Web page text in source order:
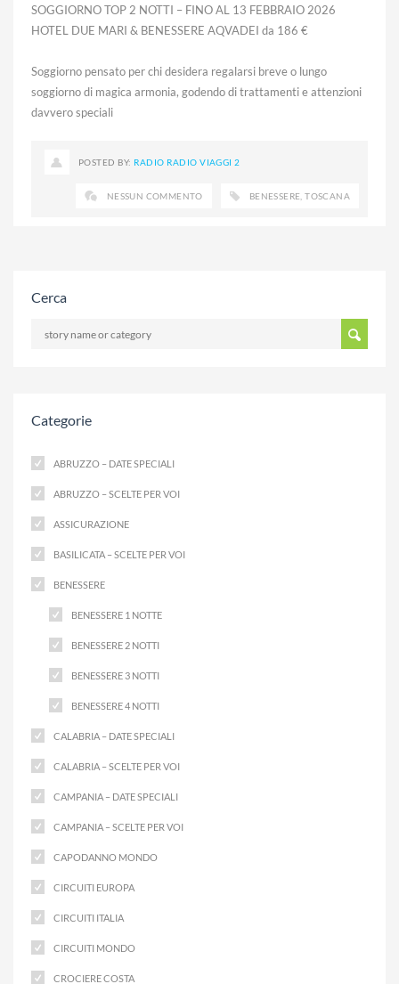
SOGGIORNO TOP 2 NOTTI – FINO AL 13 FEBBRAIO 2026
HOTEL DUE MARI & BENESSERE AQVADEI da 186 €
Soggiorno pensato per chi desidera regalarsi breve o lungo
soggiorno di magica armonia, godendo di trattamenti e attenzioni
davvero speciali
POSTED BY: RADIO RADIO VIAGGI 2
NESSUN COMMENTO BENESSERE ,TOSCANA
Cerca
Categorie
ABRUZZO – DATE SPECIALI
ABRUZZO – SCELTE PER VOI
ASSICURAZIONE
BASILICATA – SCELTE PER VOI
BENESSERE
BENESSERE 1 NOTTE
BENESSERE 2 NOTTI
BENESSERE 3 NOTTI
BENESSERE 4 NOTTI
CALABRIA – DATE SPECIALI
CALABRIA – SCELTE PER VOI
CAMPANIA – DATE SPECIALI
CAMPANIA – SCELTE PER VOI
CAPODANNO MONDO
CIRCUITI EUROPA
CIRCUITI ITALIA
CIRCUITI MONDO
CROCIERE COSTA